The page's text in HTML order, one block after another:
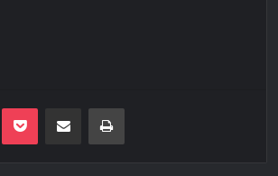
Pocket E-Posta ile paylaş Yazdır